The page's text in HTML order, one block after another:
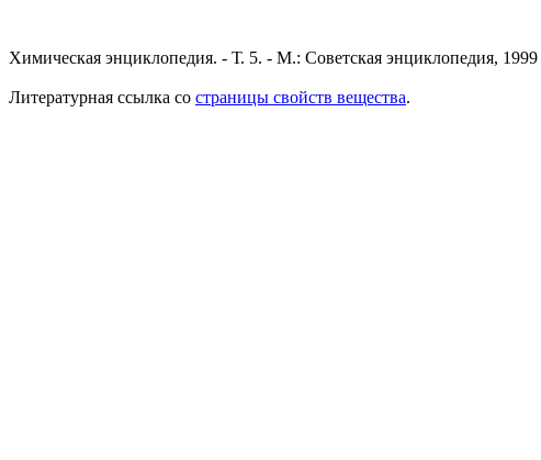
Химическая энциклопедия. - Т. 5. - М.: Советская энциклопедия, 1999
Литературная ссылка со страницы свойств вещества.